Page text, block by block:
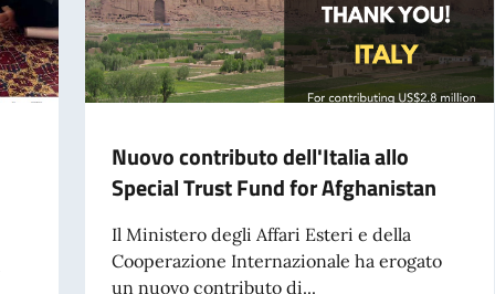
Nuovo contributo dell'Italia allo
Special Trust Fund for Afghanistan
Il Ministero degli Affari Esteri e della
Cooperazione Internazionale ha erogato
un nuovo contributo di...